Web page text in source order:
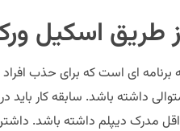
طریق اسکیل
برنامه ای است که برای حذب